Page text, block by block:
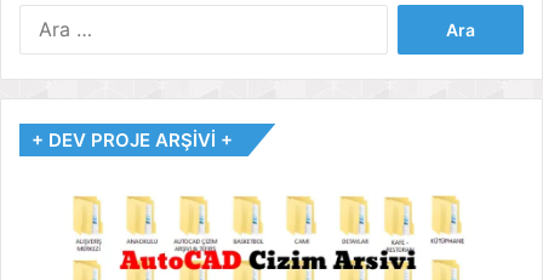
+ DEV PROJE ARŞİVİ +